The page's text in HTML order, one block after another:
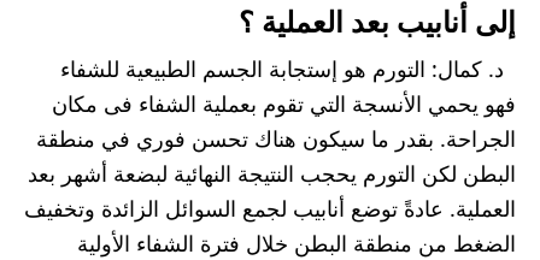
إلى أنابيب بعد العملية ؟
د. كمال: التورم هو إستجابة الجسم الطبيعية للشفاء
فهو يحمي الأنسجة التي تقوم بعملية الشفاء فى مكان
الجراحة. بقدر ما سيكون هناك تحسن فوري في منطقة
البطن لكن التورم يحجب النتيجة النهائية لبضعة أشهر بعد
العملية. عادةً توضع أنابيب لجمع السوائل الزائدة وتخفيف
الضغط من منطقة البطن خلال فترة الشفاء الأولية